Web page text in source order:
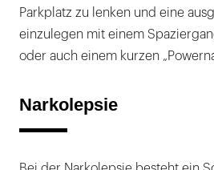
Parkplatz zu lenken und eine
einzulegen mit einem
oder auch einem kurzen
Narkolepsie